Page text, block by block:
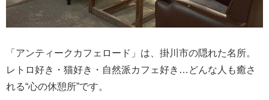
「アンティークカフェロード」は、掛川市の隠れた名所。
レトロ好き・猫好き・自然派カフェ好き…どんな人も癒さ
れる“心の休憩所”です。